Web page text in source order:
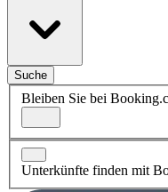
Suche
Bleiben Sie bei
Unterkünfte finden mit